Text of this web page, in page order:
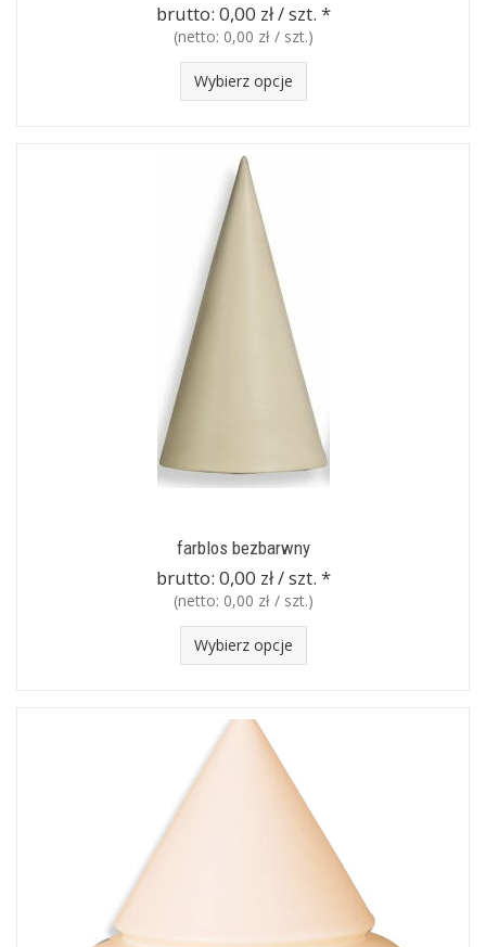
brutto: 0,00 zł / szt. *
(netto: 0,00 zł / szt.)
Wybierz opcje
farblos bezbarwny
brutto: 0,00 zł / szt. *
(netto: 0,00 zł / szt.)
Wybierz opcje